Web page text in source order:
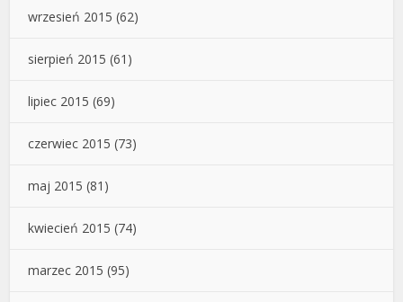
wrzesień 2015 (62)
sierpień 2015 (61)
lipiec 2015 (69)
czerwiec 2015 (73)
maj 2015 (81)
kwiecień 2015 (74)
marzec 2015 (95)